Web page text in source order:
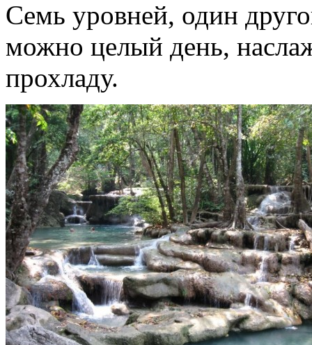
Семь уровней, один
можно целый день,
прохладу.